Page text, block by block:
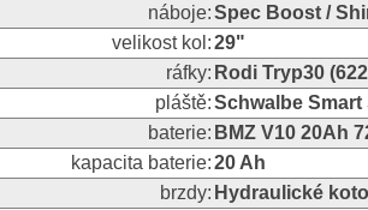
náboje:Spec Boost /
velikost kol:29"
ráfky: Rodi Tryp30
pláště:Schwalbe Smart
baterie: BMZ V10 20Ah
kapacita baterie:20 Ah
brzdy: Hydraulické